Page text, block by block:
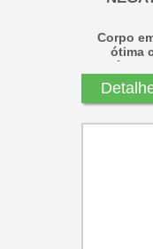
Corpo
ótima